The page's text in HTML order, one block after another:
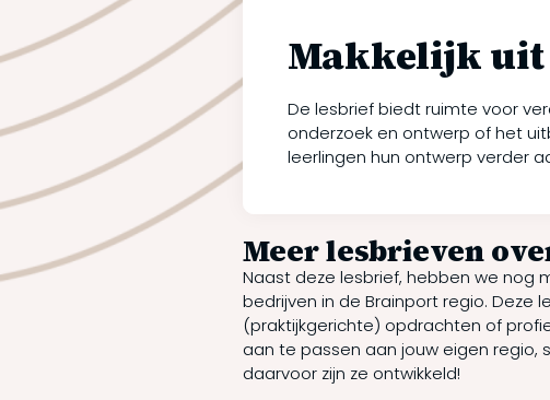
Makkelijk uit
De lesbrief biedt ruimte voor
onderzoek en ontwerp of het
leerlingen hun ontwerp verder
Meer lesbrieven
Naast deze lesbrief, hebben we nog
bedrijven in de Brainport regio. Deze
(praktijkgerichte) opdrachten of
aan te passen aan jouw eigen regio,
daarvoor zijn ze ontwikkeld!